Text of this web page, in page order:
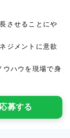
させることにや
ジメントに意欲
ウハウを現場で身
応募する